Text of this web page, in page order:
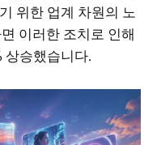
위한 업계 차원의 노
이러한 조치로 인해
상승했습니다.